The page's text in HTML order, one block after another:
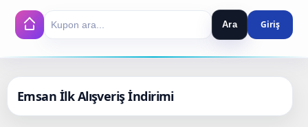
Search Ara
Emsan İlk Alışveriş İndirimi